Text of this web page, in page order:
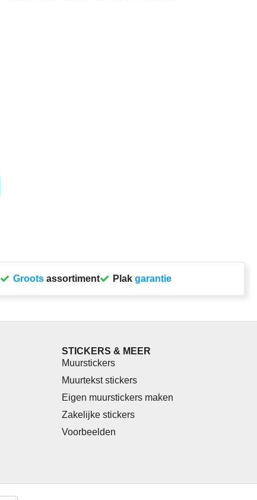
Grootsassortiment Plak garantie
STICKERS & MEER
Muurstickers
Muurtekst stickers
Eigen muurstickers maken
Zakelijke stickers
Voorbeelden